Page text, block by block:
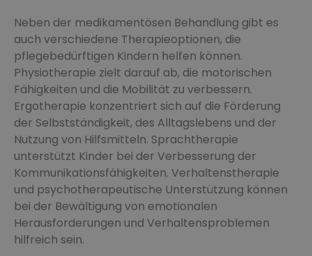
Neben der medikamentösen Behandlung gibt es
auch verschiedene Therapieoptionen, die
pflegebedürftigen Kindern helfen können.
Physiotherapie zielt darauf ab, die motorischen
Fähigkeiten und die Mobilität zu verbessern.
Ergotherapie konzentriert sich auf die Förderung
der Selbstständigkeit, des Alltagslebens und der
Nutzung von Hilfsmitteln. Sprachtherapie
unterstützt Kinder bei der Verbesserung der
Kommunikationsfähigkeiten. Verhaltenstherapie
und psychotherapeutische Unterstützung können
bei der Bewältigung von emotionalen
Herausforderungen und Verhaltensproblemen
hilfreich sein.